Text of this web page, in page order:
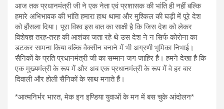
आज तक प्रधानमंत्री जी ने एक नेता एवं प्रशासक की भांति ही नहीं बल्कि
हमारे अभिभावक की भांति हमारा हाथ थामा और मुश्किल की घड़ी में पूरे देश
को हौंसला दिया। पूरा विश्व इस बात का साक्षी है कि जिस देश को लेकर
विशेषज्ञ तरह-तरह की आशंका जता रहे थे उस देश ने न सिर्फ कोरोना का
डटकर सामना किया बल्कि वैक्सीन बनाने में भी अग्रणी भूमिका निभाई।
सैनिकों के प्रति प्रधानमंत्री जी का सम्मान जग जाहिर है। हमने देखा है कि
एक मुख्यमंत्री के रूप में और अब एक प्रधानमंत्री के रूप में वे हर बार
दिवाली और होली सैनिकों के साथ मनाते हैं।
*आत्मनिर्भर भारत, मेक इन इण्डिया युवाओं के मन में बस चुके आंदोलन*